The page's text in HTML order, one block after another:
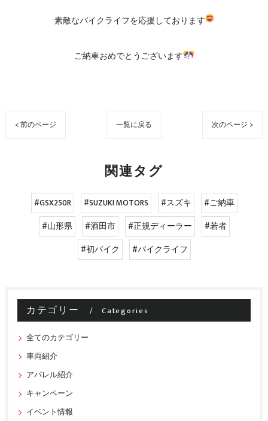
素敵なバイクライフを応援しております
ご納車おめでとうございます
< 前のページ 一覧に戻る 次のページ >
関連タグ
#GSX250R #SUZUKI MOTORS #スズキ
#ご納車
#山形県
#酒田市 #正規ディーラー
#若者
#初バイク
#バイクライフ
カテゴリー Categories
全てのカテゴリー
車両紹介
アパレル紹介
キャンペーン
イベント情報